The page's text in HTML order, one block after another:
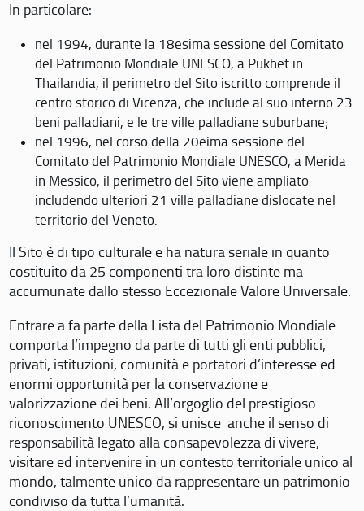
In particolare:
nel 1994, durante la 18esima sessione del Comitato
del Patrimonio Mondiale UNESCO, a Pukhet in
Thailandia, il perimetro del Sito iscritto comprende il
centro storico di Vicenza, che include al suo interno 23
beni palladiani, e le tre ville palladiane suburbane;
nel 1996, nel corso della 20eima sessione del
Comitato del Patrimonio Mondiale UNESCO, a Merida
in Messico, il perimetro del Sito viene ampliato
includendo ulteriori 21 ville palladiane dislocate nel
territorio del Veneto.
Il Sito è di tipo culturale e ha natura seriale in quanto
costituito da 25 componenti tra loro distinte ma
accumunate dallo stesso Eccezionale Valore Universale.
Entrare a fa parte della Lista del Patrimonio Mondiale
comporta l’impegno da parte di tutti gli enti pubblici,
privati, istituzioni, comunità e portatori d’interesse ed
enormi opportunità per la conservazione e
valorizzazione dei beni. All’orgoglio del prestigioso
riconoscimento UNESCO, si unisce anche il senso di
responsabilità legato alla consapevolezza di vivere,
visitare ed intervenire in un contesto territoriale unico al
mondo, talmente unico da rappresentare un patrimonio
condiviso da tutta l’umanità.